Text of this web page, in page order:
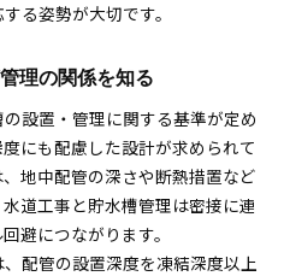
る姿勢が大切です。
理の関係を知る
設置・管理に関する基準が定め
にも配慮した設計が求められて
地中配管の深さや断熱措置など
道工事と貯水槽管理は密接に連
避につながります。
配管の設置深度を凍結深度以上